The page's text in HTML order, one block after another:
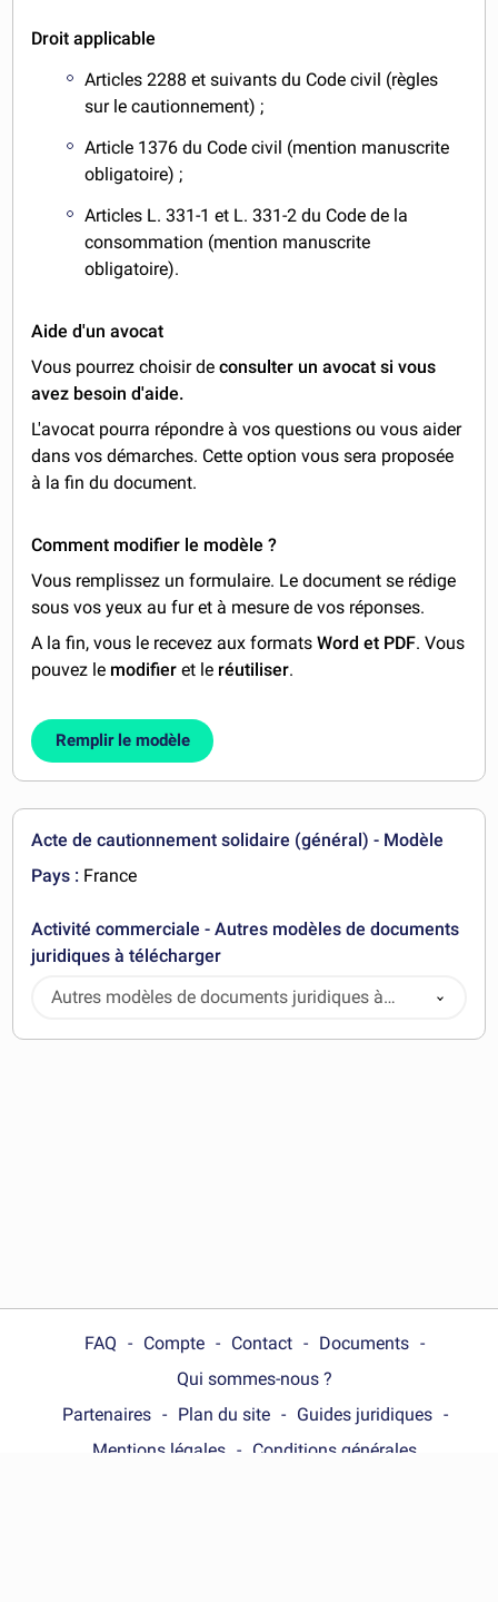
Droit applicable
Articles 2288 et suivants du Code civil (règles
sur le cautionnement) ;
Article 1376 du Code civil (mention manuscrite
obligatoire) ;
Articles L. 331-1 et L. 331-2 du Code de la
consommation (mention manuscrite
obligatoire).
Aide d'un avocat
Vous pourrez choisir deconsulter un avocat si vous
avez besoin d'aide.
L'avocat pourra répondre à vos questions ou vous aider
dans vos démarches. Cette option vous sera proposée
à la fin du document.
Comment modifier le modèle ?
Vous remplissez un formulaire. Le document se rédige
sous vos yeux au fur et à mesure de vos réponses.
A la fin, vous le recevez aux formatsWord et PDF. Vous
pouvez le modifier et le réutiliser.
Remplir le modèle
Acte de cautionnement solidaire (général) - Modèle
Pays : France
Activité commerciale - Autres modèles de documents
juridiques à télécharger
Autres modèles de documents juridiques à
télécharger
FAQ Compte Contact
Documents
Qui sommes-nous ?
Partenaires
Plan du site
Guides juridiques
Mentions légales
Conditions générales